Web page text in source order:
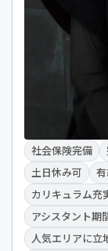
社会保険完備
土日休み可
カリキュラム充
アシスタント期
人気エリアに立